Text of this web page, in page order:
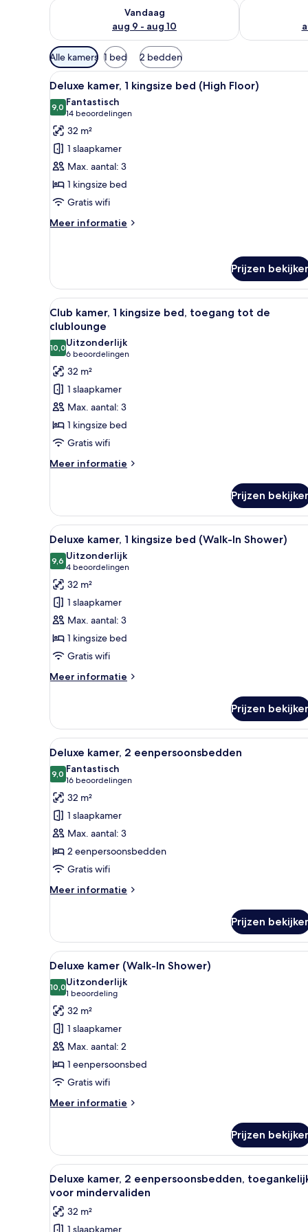
Vandaag
aug 9 - aug 10
De beschikbaarheid controleren voor vanavond aug
De
Beschikbare
filters
voor
kamers
Alle kamers 1 bed 2 bedden
Alle
foto's
voor
Deluxe
kamer,
kingsize
bed
(High
Floor)
Een hotelkamer met een
7
Deluxe kamer, 1 kingsize bed (High Floor)
9,09,0 van 10
Fantastisch
14 beoordelingen
(14
beoordelingen)
32 m²
1 slaapkamer
Max. aantal: 3
1 kingsize bed
Gratis wifi
Meer informatie
Meer
1
kingsize
bed
(High
Floor)
Prijzen
Alle
foto's
voor
Club
kamer,
kingsize
bed,
toegang
tot
de
Hotelkamer met een groot
8
Club kamer, 1 kingsize bed, toegang tot de
clublounge
10,010,0 van 10
Uitzonderlijk
6 beoordelingen
(6
beoordelingen)
32 m²
1 slaapkamer
Max. aantal: 3
1 kingsize bed
Gratis wifi
Meer informatie
Meer
kamer,
kingsize
bed,
toegang
de
clublounge
Prijzen
Alle
foto's
voor
Deluxe
kamer,
kingsize
bed
(Walk-
In
Een hotelkamer met een
5
Deluxe kamer, 1 kingsize bed (Walk-In Shower)
9,69,6 van 10
Uitzonderlijk
4 beoordelingen
(4
beoordelingen)
32 m²
1 slaapkamer
Max. aantal: 3
1 kingsize bed
Gratis wifi
Meer informatie
Meer
kamer,
kingsize
bed
(Walk-
Shower)
Prijzen
Alle
foto's
voor
Deluxe
kamer,
2
eenpersoonsbedden
laden
Hotelkamer met twee
6
Deluxe kamer, 2 eenpersoonsbedden
9,09,0 van 10
Fantastisch
16 beoordelingen
(16
beoordelingen)
32 m²
1 slaapkamer
Max. aantal: 3
2 eenpersoonsbedden
Gratis wifi
Meer informatie
Meer
kamer,
eenpersoonsbedden
Prijzen
Alle
foto's
voor
Deluxe
kamer
(Walk-
In
Shower)
laden
Luxe beddengoed,
6
Deluxe kamer (Walk-In Shower)
10,010,0 van 10
Uitzonderlijk
1 beoordeling
(1
beoordeling)
32 m²
1 slaapkamer
Max. aantal: 2
1 eenpersoonsbed
Gratis wifi
Meer informatie
Meer
kamer
(Walk-
In
Shower)
Prijzen
Alle
foto's
voor
Deluxe
Hotelkamer met twee
6
Deluxe kamer, 2 eenpersoonsbedden,
voor mindervaliden
32 m²
1 slaapkamer